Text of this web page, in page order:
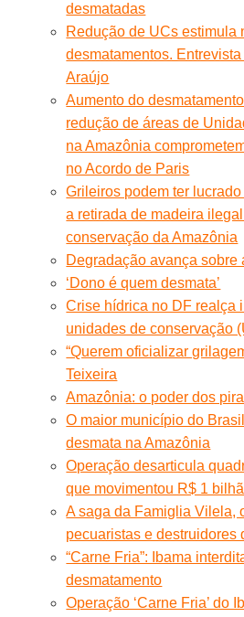
desmatadas
Redução de UCs estimula
desmatamentos.
Araújo
Aumento do
redução de áreas de
na Amazônia
no Acordo de Paris
Grileiros podem ter
a retirada de madeira
conservação da Amazônia
Degradação avança sobre
‘Dono é quem desmata’
Crise hídrica no DF realça
unidades de conservação
“Querem oficializar
Teixeira
Amazônia: o poder dos
O maior município do
desmata na Amazônia
Operação desarticula
que movimentou R$ 1
A saga da Famiglia Vilela,
pecuaristas e destruidores
“Carne Fria”: Ibama
desmatamento
Operação ‘Carne Fria’ do